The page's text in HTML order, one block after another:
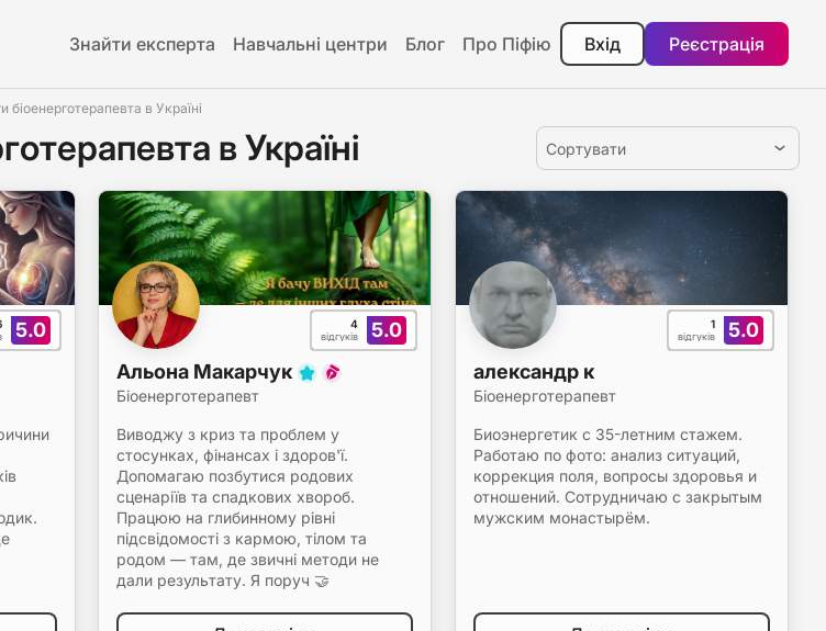
Знайти експерта Навчальні центри Блог Про Піфію Вхід Реєстрація
біоенерготерапевта в Україні
в Україні Сортувати
5.0 5.0
4
відгуків
Альона Макарчук
Біоенерготерапевт
Виводжу з криз та проблем у
стосунках, фінансах і здоров'ї.
Допомагаю позбутися родових
сценаріїв та спадкових хвороб.
Працюю на глибинному рівні
підсвідомості з кармою, тілом та
родом — там, де звичні методи не
дали результату. Я поруч 🤝
5.0
1
відгуків
александр к
Біоенерготерапевт
Биоэнергетик с 35-летним стажем.
Работаю по фото: анализ ситуаций,
коррекция поля, вопросы здоровья и
отношений. Сотрудничаю с закрытым
мужским монастырём.